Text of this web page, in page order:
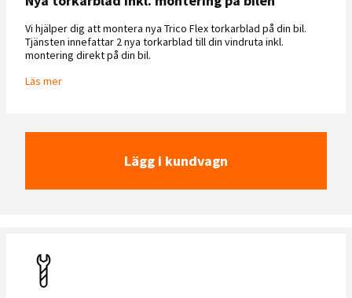
Vi hjälper dig att montera nya Trico Flex torkarblad på din bil.
Tjänsten innefattar 2 nya torkarblad till din vindruta inkl.
montering direkt på din bil.
Läs mer
Lägg i kundvagn